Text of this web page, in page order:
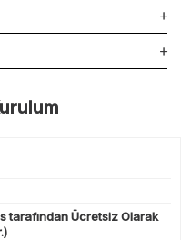
tarafından Ücretsiz Olarak